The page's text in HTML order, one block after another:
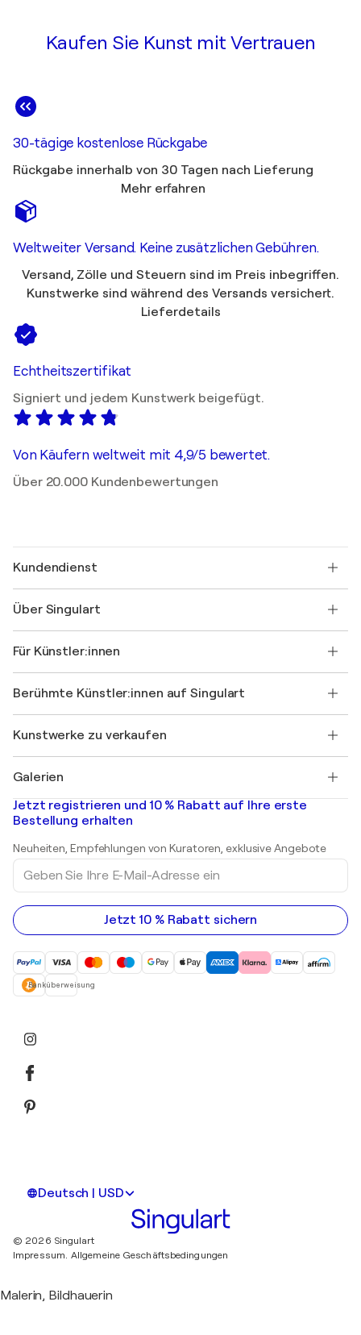
Kaufen Sie Kunst mit Vertrauen
30-tägige kostenlose Rückgabe
Rückgabe innerhalb von 30 Tagen nach Lieferung
Mehr erfahren
Weltweiter Versand. Keine zusätzlichen Gebühren.
Versand, Zölle und Steuern sind im Preis inbegriffen.
Kunstwerke sind während des Versands versichert.
Lieferdetails
Echtheitszertifikat
Signiert und jedem Kunstwerk beigefügt.
Von Käufern weltweit mit 4,9/5 bewertet.
Über 20.000 Kundenbewertungen
Kundendienst
Versand
Einen Gutschein verschenken
Werden Sie Mitglied unseres Handelsprogramms
Ihr Konto
+49 30 31196995
Über Singulart
FAQ
Singulart-Magazin
Jobs
Entdecken Sie kuratierte Originalkunst
Für Künstler:innen
Als Künstler anmelden
Berühmte Künstler:innen auf Singulart
Marc Chagall
Banksy
Mr. Brainwash
Shepard Fairey
Kunstwerke zu verkaufen
Abstrakte Gemälde zu verkaufen
Landschaftsgemälde
Drucke
Acrylgemälde
Galerien
Kunstgalerien in Deutschland
Kunstgalerien in Schweiz
Jetzt registrieren und 10 % Rabatt auf Ihre erste
Bestellung erhalten
Neuheiten, Empfehlungen von Kuratoren, exklusive Angebote
Geben
Sie
Ihre
E-
Mail-
Adresse
Jetzt 10 % Rabatt sichern
Banküberweisung
Deutsch | USD
© 2026 Singulart
Impressum. Allgemeine Geschäftsbedingungen
Malerin, Bildhauerin